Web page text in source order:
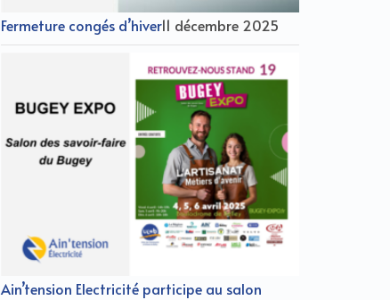
Fermeture congés d’hiver11 décembre 2025
Ain’tension Electricité participe au salon